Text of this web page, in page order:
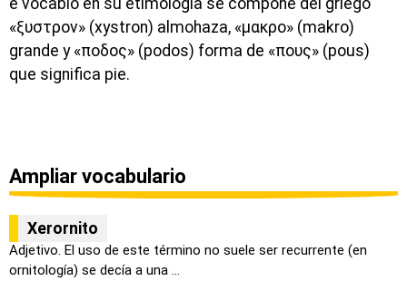
e vocablo en su etimología se compone del griego
«ξυστρον» (xystron) almohaza, «μακρο» (makro)
grande y «ποδος» (podos) forma de «πους» (pous)
que significa pie.
Ampliar vocabulario
Xerornito
Adjetivo. El uso de este término no suele ser recurrente (en
ornitología) se decía a una ...